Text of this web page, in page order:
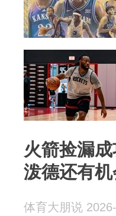
火箭捡漏
泼德还有机
体育大朋说